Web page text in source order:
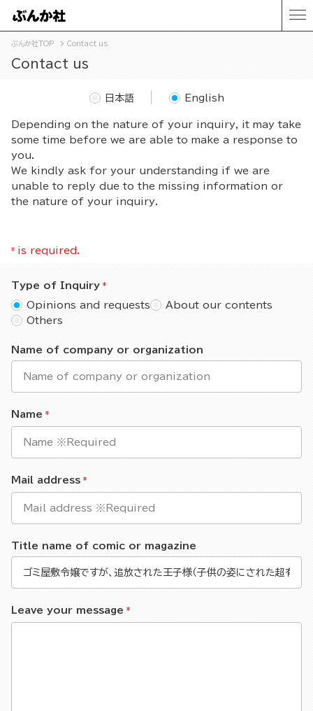
ぶんか社TOP Contact us
Contact us
Depending on the nature of your inquiry, it may take
some time before we are able to make a response to
you.
We kindly ask for your understanding if we are
unable to reply due to the missing information or
the nature of your inquiry.
日本語 English
* is required.
Type of Inquiry
Opinions and requests
About our contents
Others
Name of company or organization
Name
Mail address
Title name of comic or magazine
Leave your message